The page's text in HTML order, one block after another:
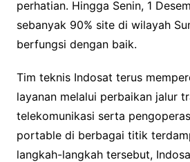
perhatian. Hingga Senin, 1
sebanyak 90% site di wilayah
berfungsi dengan baik.
Tim teknis Indosat terus
layanan melalui perbaikan jalur
telekomunikasi serta
portable di berbagai titik
langkah-langkah tersebut,